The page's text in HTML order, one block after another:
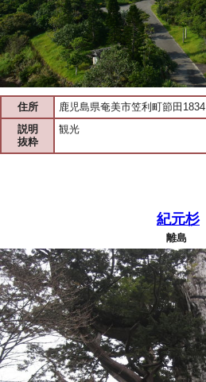
住所
鹿児島県奄美市笠利町節田1834
説明
抜粋
観光
紀元杉
離島